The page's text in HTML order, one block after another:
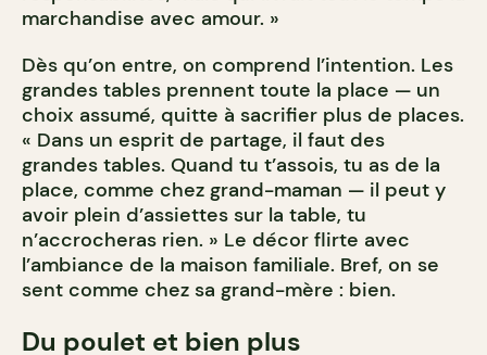
marchandise avec amour. »
Dès qu’on entre, on comprend l’intention. Les
grandes tables prennent toute la place — un
choix assumé, quitte à sacrifier plus de places.
« Dans un esprit de partage, il faut des
grandes tables. Quand tu t’assois, tu as de la
place, comme chez grand-maman — il peut y
avoir plein d’assiettes sur la table, tu
n’accrocheras rien. » Le décor flirte avec
l’ambiance de la maison familiale. Bref, on se
sent comme chez sa grand-mère : bien.
Du poulet et bien plus